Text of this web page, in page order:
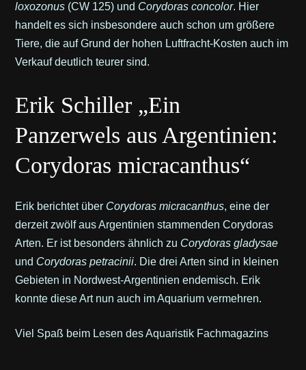
loxozonus (CW 125) und Corydoras concolor. Hier
handelt es sich insbesondere auch schon um größere
Tiere, die auf Grund der hohen Luftfracht-Kosten auch im
Verkauf deutlich teurer sind.
Erik Schiller „Ein
Panzerwels aus Argentinien:
Corydoras micracanthus“
Erik berichtet über Corydoras micracanthus, eine der
derzeit zwölf aus Argentinien stammenden Corydoras
Arten. Er ist besonders ähnlich zu Corydoras gladysae
und Corydoras petracinii. Die drei Arten sind in kleinen
Gebieten in Nordwest-Argentinien endemisch. Erik
konnte diese Art nun auch im Aquarium vermehren.
Viel Spaß beim Lesen des Aquaristik Fachmagazins